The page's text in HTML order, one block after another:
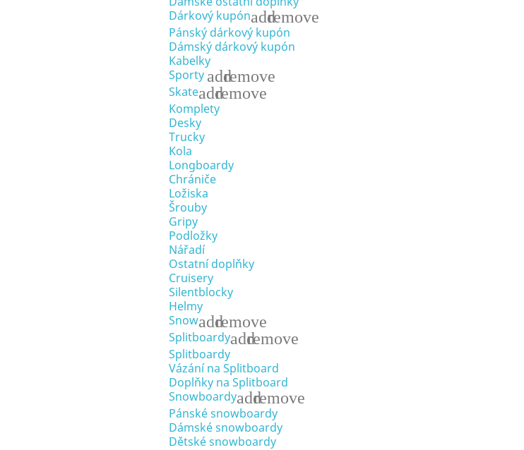
Dárkový kupónaddremove
Pánský dárkový kupón
Dámský dárkový kupón
Kabelky
Sporty addremove
Skateaddremove
Komplety
Desky
Trucky
Kola
Longboardy
Chrániče
Ložiska
Šrouby
Gripy
Podložky
Nářadí
Ostatní doplňky
Cruisery
Silentblocky
Helmy
Snowaddremove
Splitboardyaddremove
Splitboardy
Vázání na Splitboard
Doplňky na Splitboard
Snowboardyaddremove
Pánské snowboardy
Dámské snowboardy
Dětské snowboardy